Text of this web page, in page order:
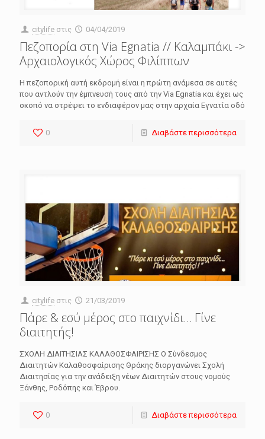
citylife στις 04/04/2019
Πεζοπορία στη Via Egnatia // Καλαμπάκι ->
Αρχαιολογικός Χώρος Φιλίππων
Η πεζοπορική αυτή εκδρομή είναι η πρώτη ανάμεσα σε αυτές
που αντλούν την έμπνευσή τους από την Via Egnatia και έχει ως
σκοπό να στρέψει το ενδιαφέρον μας στην αρχαία Εγνατία οδό
0 Διαβάστε περισσότερα
citylife στις 21/03/2019
Πάρε & εσύ μέρος στο παιχνίδι… Γίνε
διαιτητής!
ΣΧΟΛΗ ΔΙΑΙΤΗΣΙΑΣ ΚΑΛΑΘΟΣΦΑΙΡΙΣΗΣ Ο Σύνδεσμος
Διαιτητών Καλαθοσφαίρισης Θράκης διοργανώνει Σχολή
Διαιτησίας για την ανάδειξη νέων Διαιτητών στους νομούς
Ξάνθης, Ροδόπης και Έβρου.
0 Διαβάστε περισσότερα